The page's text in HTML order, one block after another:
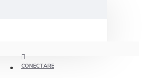
CONECTARE